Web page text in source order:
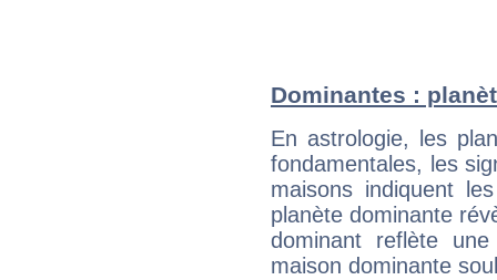
Dominantes :
En astrologie, les
fondamentales, les
maisons indiquent
planète dominante
dominant reflète
maison dominante